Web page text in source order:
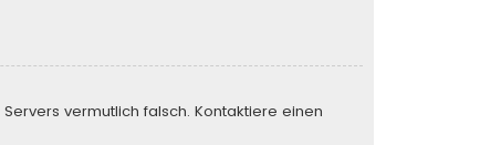
vermutlich falsch. Kontaktiere einen